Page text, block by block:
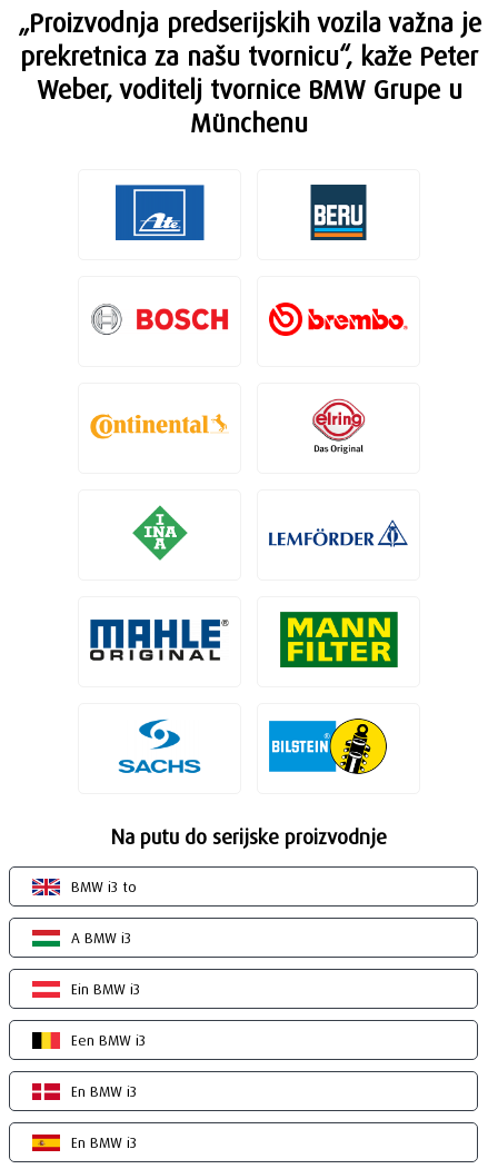
„Proizvodnja predserijskih vozila važna je
prekretnica za našu tvornicu“, kaže Peter
Weber, voditelj tvornice BMW Grupe u
Münchenu
Na putu do serijske proizvodnje
BMW i3 to
A BMW i3
Ein BMW i3
Een BMW i3
En BMW i3
En BMW i3